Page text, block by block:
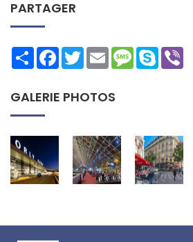
PARTAGER
ShareFacebookTwitterEmailMessage
Skype
GALERIE PHOTOS